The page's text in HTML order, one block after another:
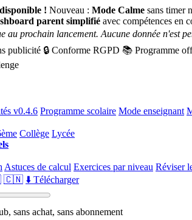
! Nouveau : Mode Calme sans timer
parent simplifié avec compétences en
au prochain lancement. Aucune donnée n'est
publicité 🔒 Conforme RGPD 📚 Programme
v0.4.6 Programme scolaire Mode enseignant
Collège Lycée
Astuces de calcul Exercices par niveau Réviser
🇨🇳 ⬇️ Télécharger
sans achat, sans abonnement